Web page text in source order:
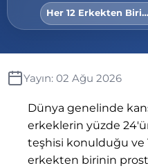
Her 12 Erkekten
Yayın: 02 Ağu 2026
Dünya genelinde
erkeklerin yüzde
teşhisi konulduğu ve
erkekten birinin